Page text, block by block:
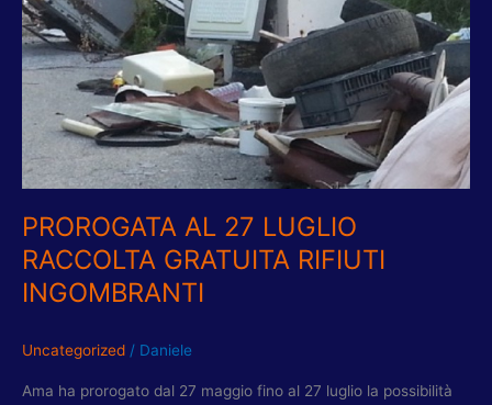
PROROGATA AL 27 LUGLIO
RACCOLTA GRATUITA RIFIUTI
INGOMBRANTI
Uncategorized / Daniele
Ama ha prorogato dal 27 maggio fino al 27 luglio la possibilità
RACCOLTA
GRATUITA
RIFIUTI
INGOMBRANTI